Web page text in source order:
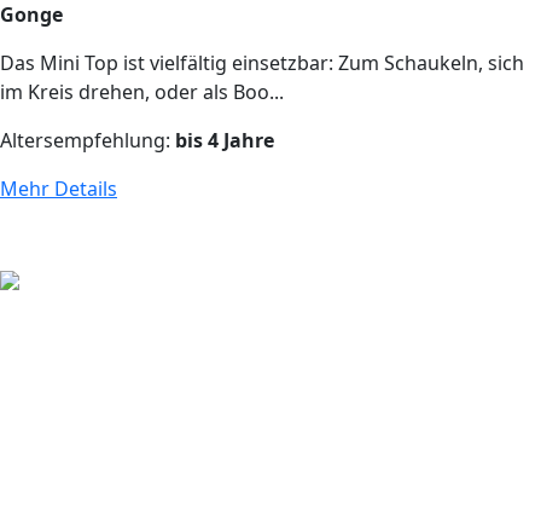
Gonge
Das Mini Top ist vielfältig einsetzbar: Zum Schaukeln, sich
im Kreis drehen, oder als Boo...
Altersempfehlung: bis 4 Jahre
Mehr Details